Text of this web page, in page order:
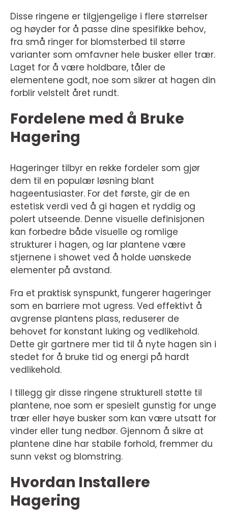
Disse ringene er tilgjengelige i flere størrelser
og høyder for å passe dine spesifikke behov,
fra små ringer for blomsterbed til større
varianter som omfavner hele busker eller trær.
Laget for å være holdbare, tåler de
elementene godt, noe som sikrer at hagen din
forblir velstelt året rundt.
Fordelene med å Bruke
Hagering
Hageringer tilbyr en rekke fordeler som gjør
dem til en populær løsning blant
hageentusiaster. For det første, gir de en
estetisk verdi ved å gi hagen et ryddig og
polert utseende. Denne visuelle definisjonen
kan forbedre både visuelle og romlige
strukturer i hagen, og lar plantene være
stjernene i showet ved å holde uønskede
elementer på avstand.
Fra et praktisk synspunkt, fungerer hageringer
som en barriere mot ugress. Ved effektivt å
avgrense plantens plass, reduserer de
behovet for konstant luking og vedlikehold.
Dette gir gartnere mer tid til å nyte hagen sin i
stedet for å bruke tid og energi på hardt
vedlikehold.
I tillegg gir disse ringene strukturell støtte til
plantene, noe som er spesielt gunstig for unge
trær eller høye busker som kan være utsatt for
vinder eller tung nedbør. Gjennom å sikre at
plantene dine har stabile forhold, fremmer du
sunn vekst og blomstring.
Hvordan Installere
Hagering